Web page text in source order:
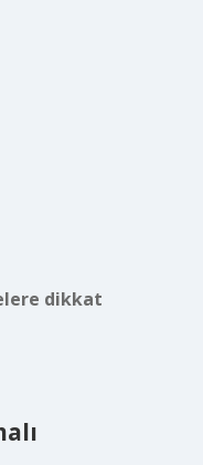
dikkat